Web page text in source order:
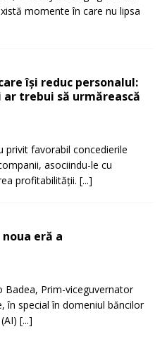
momente în care nu lipsa
își reduc personalul:
trebui să urmărească
privit favorabil concedierile
asociindu-le cu
profitabilității. [...]
eră a
Prim-viceguvernator
în special în domeniul băncilor
[...]